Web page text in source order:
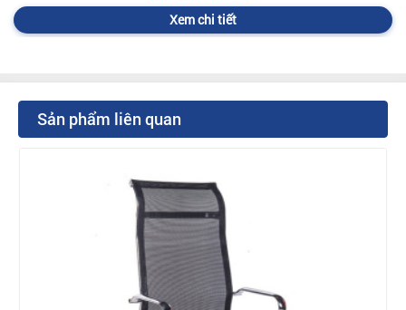
Xem chi tiết
Sản phẩm liên quan